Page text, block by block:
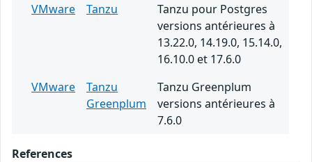
VMware
Tanzu
Tanzu pour Postgres
versions antérieures à
13.22.0, 14.19.0, 15.14.0,
16.10.0 et 17.6.0
VMware
Tanzu
Greenplum
Tanzu Greenplum
versions antérieures à
7.6.0
References